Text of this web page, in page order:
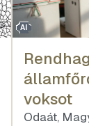
AI
voksot
Odaát,